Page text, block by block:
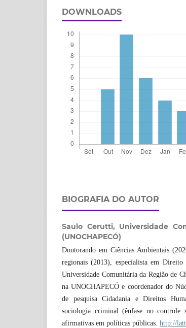
DOWNLOADS
BIOGRAFIA DO AUTOR
Saulo Cerutti, Universidade
(UNOCHAPECÓ)
Doutorando em Ciências Ambientais
regionais (2013), especialista em
Universidade Comunitária da Região de
na UNOCHAPECÓ e coordenador do
de pesquisa Cidadania e Direitos
sociologia criminal (ênfase no controle
afirmativas em políticas públicas. http://